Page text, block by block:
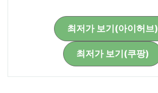
최저가 보기(아이허브)
최저가 보기(쿠팡)